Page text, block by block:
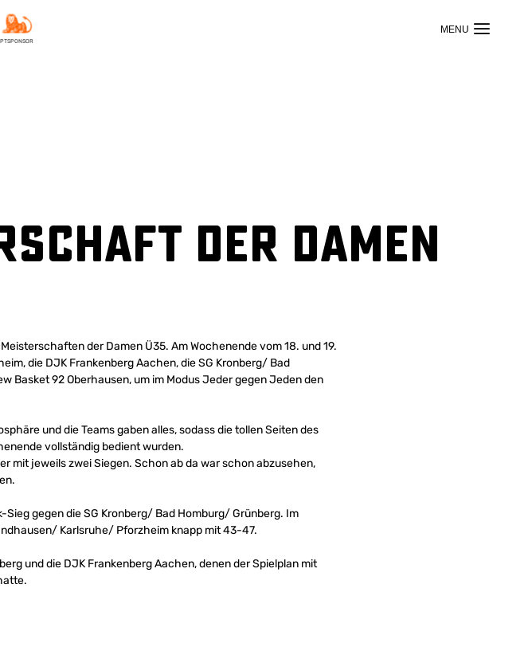
der Damen
der Damen Ü35. Am Wochenende vom 18. und 19.
die DJK Frankenberg Aachen, die SG Kronberg/ Bad
Basket 92 Oberhausen, um im Modus Jeder gegen Jeden den
und die Teams gaben alles, sodass die tollen Seiten des
vollständig bedient wurden.
mit jeweils zwei Siegen. Schon ab da war schon abzusehen,
gegen die SG Kronberg/ Bad Homburg/ Grünberg. Im
Karlsruhe/ Pforzheim knapp mit 43-47.
und die DJK Frankenberg Aachen, denen der Spielplan mit